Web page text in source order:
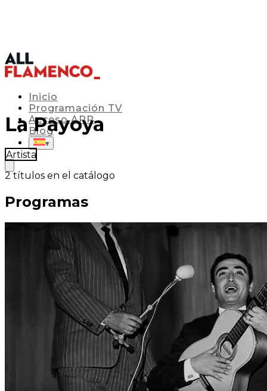
Inicio
Programación TV
Acceso APP
Blog
▾
La Payoya
Artista
2 títulos en el catálogo
Programas